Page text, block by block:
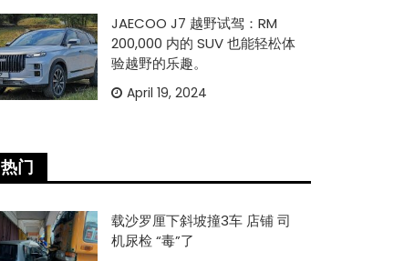
JAECOO J7 越野试驾：RM
200,000 内的 SUV 也能轻松体
验越野的乐趣。
April 19, 2024
热门
载沙罗厘下斜坡撞3车 店铺 司
机尿检 “毒”了